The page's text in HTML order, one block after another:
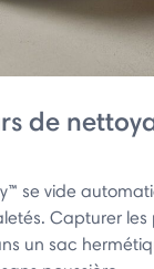
de
se vide
Capturer les
un sac